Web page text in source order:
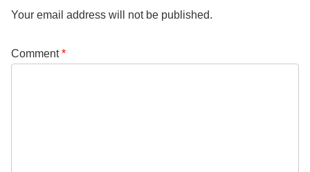
Your email address will not be published.
Comment*